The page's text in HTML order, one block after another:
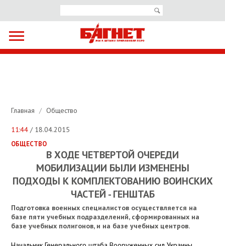
Главная / Общество
11:44 / 18.04.2015
ОБЩЕСТВО
В ХОДЕ ЧЕТВЕРТОЙ ОЧЕРЕДИ
МОБИЛИЗАЦИИ БЫЛИ ИЗМЕНЕНЫ
ПОДХОДЫ К КОМПЛЕКТОВАНИЮ ВОИНСКИХ
ЧАСТЕЙ - ГЕНШТАБ
Подготовка военных специалистов осуществляется на
базе пяти учебных подразделений, сформированных на
базе учебных полигонов, и на базе учебных центров.